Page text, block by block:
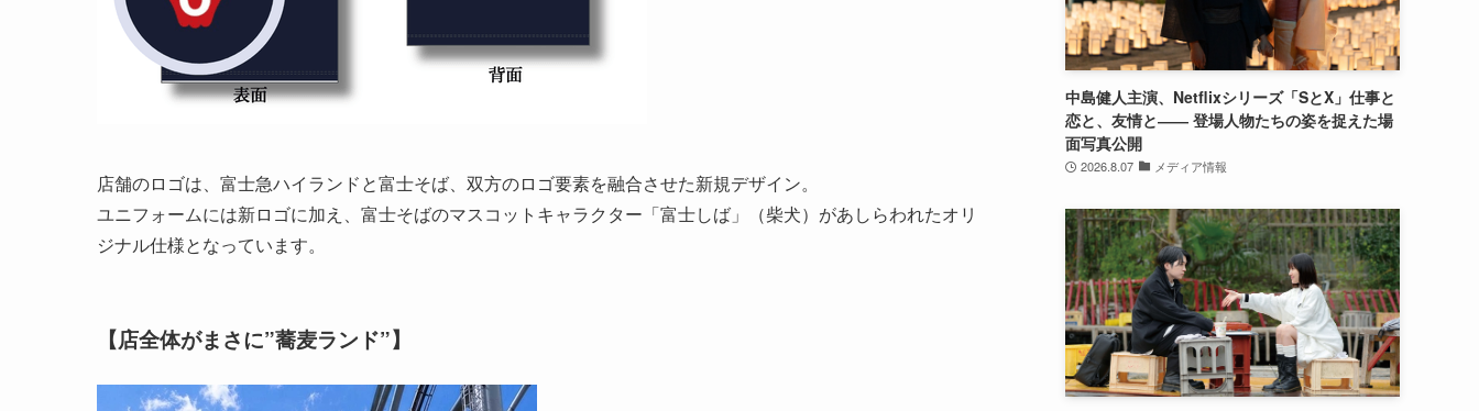
店舗のロゴは、富士急ハイランドと富士そば、双方のロゴ要素を融合させた新規デザイン。
ユニフォームには新ロゴに加え、富士そばのマスコットキャラクター「富士しば」（柴犬）があしらわれたオリ
ジナル仕様となっています。
【店全体がまさに”蕎麦ランド”】
中島健人主演、Netflixシリーズ「SとX」仕事と
恋と、友情と―― 登場人物たちの姿を捉えた場
面写真公開
2026.8.07 メディア情報